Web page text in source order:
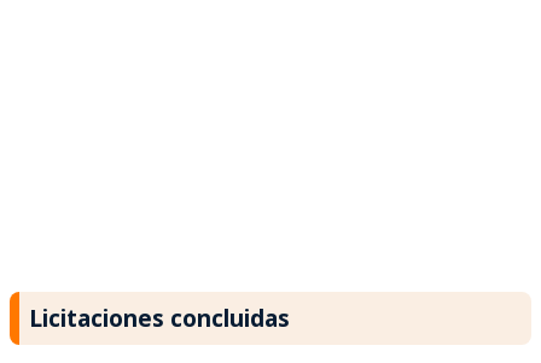
Licitaciones concluidas